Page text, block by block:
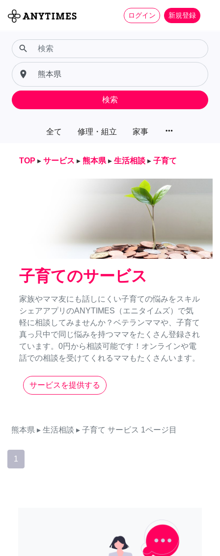
ログイン 新規登録
全て 修理・組立 家事 more_horiz
search
place
検索
TOP ▸ サービス ▸ 熊本県 ▸ 生活相談 ▸ 子育て
子育てのサービス
家族やママ友にも話しにくい子育ての悩みをスキル
シェアアプリのANYTIMES（エニタイムズ）で気
軽に相談してみませんか？ベテランママや、子育て
真っ只中で同じ悩みを持つママをたくさん登録され
ています。0円から相談可能です！オンラインや電
話での相談を受けてくれるママもたくさんいます。
サービスを提供する
熊本県 ▸ 生活相談 ▸ 子育て サービス 1ページ目
1